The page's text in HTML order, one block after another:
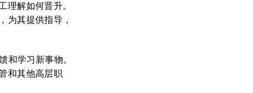
理解如何晋升。
为其提供指导，
和学习新事物。
和其他高层职